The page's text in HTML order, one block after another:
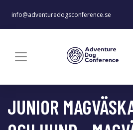
info@adventuredogsconference.se
JUNIOR